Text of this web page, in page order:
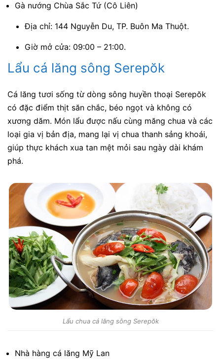
Gà nướng Chùa Sắc Tứ (Cô Liên)
Địa chỉ: 144 Nguyễn Du, TP. Buôn Ma Thuột.
Giờ mở cửa: 09:00 – 21:00.
Lẩu cá lăng sông Serepŏk
Cá lăng tươi sống từ dòng sông huyền thoại Serepŏk
có đặc điểm thịt săn chắc, béo ngọt và không có
xương dăm. Món lẩu được nấu cùng măng chua và các
loại gia vị bản địa, mang lại vị chua thanh sảng khoái,
giúp thực khách xua tan mệt mỏi sau ngày dài khám
phá.
Lẩu chua cá lăng sông Serepŏk
Nhà hàng cá lăng Mỹ Lan